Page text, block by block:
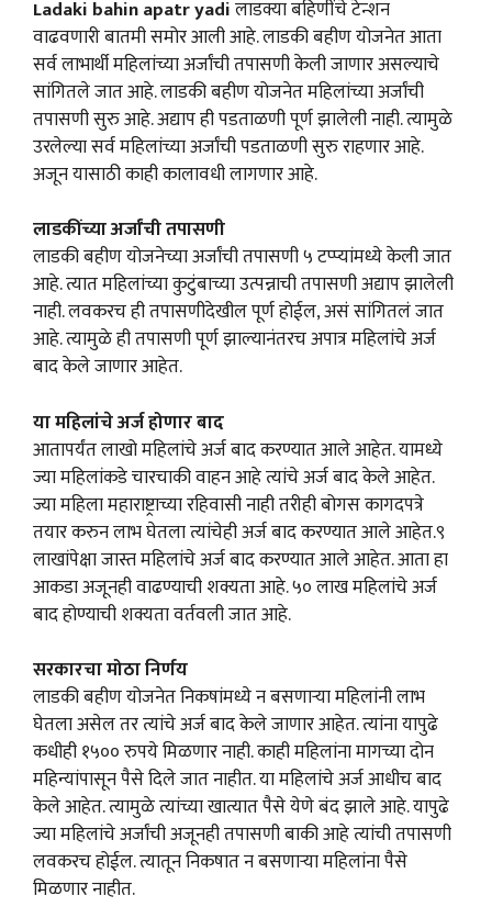
Ladaki bahin apatr yadiलाडक्या बहि‍णींचे टेन्शन
वाढवणारी बातमी समोर आली आहे. लाडकी बहीण योजनेत आता
सर्व लाभार्थी महिलांच्या अर्जांची तपासणी केली जाणार असल्याचे
सांगितले जात आहे. लाडकी बहीण योजनेत महिलांच्या अर्जांची
तपासणी सुरु आहे. अद्याप ही पडताळणी पूर्ण झालेली नाही. त्यामुळे
उरलेल्या सर्व महिलांच्या अर्जांची पडताळणी सुरु राहणार आहे.
अजून यासाठी काही कालावधी लागणार आहे.
लाडकींच्या अर्जांची तपासणी
लाडकी बहीण योजनेच्या अर्जांची तपासणी ५ टप्प्यांमध्ये केली जात
आहे. त्यात महिलांच्या कुटुंबाच्या उत्पन्नाची तपासणी अद्याप झालेली
नाही. लवकरच ही तपासणीदेखील पूर्ण होईल, असं सांगितलं जात
आहे. त्यामुळे ही तपासणी पूर्ण झाल्यानंतरच अपात्र महिलांचे अर्ज
बाद केले जाणार आहेत.
या महिलांचे अर्ज होणार बाद
आतापर्यंत लाखो महिलांचे अर्ज बाद करण्यात आले आहेत. यामध्ये
ज्या महिलांकडे चारचाकी वाहन आहे त्यांचे अर्ज बाद केले आहेत.
ज्या महिला महाराष्ट्राच्या रहिवासी नाही तरीही बोगस कागदपत्रे
तयार करुन लाभ घेतला त्यांचेही अर्ज बाद करण्यात आले आहेत.९
लाखांपेक्षा जास्त महिलांचे अर्ज बाद करण्यात आले आहेत. आता हा
आकडा अजूनही वाढण्याची शक्यता आहे. ५० लाख महिलांचे अर्ज
बाद होण्याची शक्यता वर्तवली जात आहे.
सरकारचा मोठा निर्णय
लाडकी बहीण योजनेत निकषांमध्ये न बसणाऱ्या महिलांनी लाभ
घेतला असेल तर त्यांचे अर्ज बाद केले जाणार आहेत. त्यांना यापुढे
कधीही १५०० रुपये मिळणार नाही. काही महिलांना मागच्या दोन
महिन्यांपासून पैसे दिले जात नाहीत. या महिलांचे अर्ज आधीच बाद
केले आहेत. त्यामुळे त्यांच्या खात्यात पैसे येणे बंद झाले आहे. यापुढे
ज्या महिलांचे अर्जांची अजूनही तपासणी बाकी आहे त्यांची तपासणी
लवकरच होईल. त्यातून निकषात न बसणाऱ्या महिलांना पैसे
मिळणार नाहीत.